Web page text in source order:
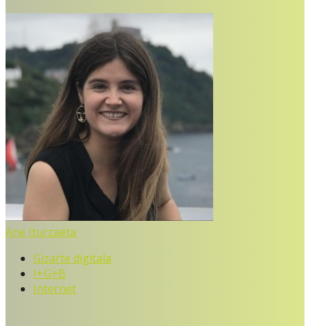
Ane Iturzaeta
Gizarte digitala
I+G+B
Internet